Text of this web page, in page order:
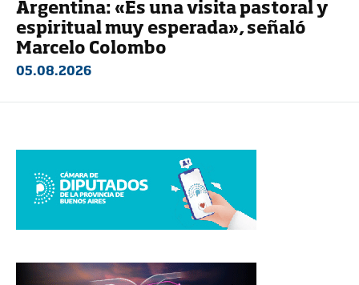
Argentina: «Es una visita pastoral y
espiritual muy esperada», señaló
Marcelo Colombo
05.08.2026